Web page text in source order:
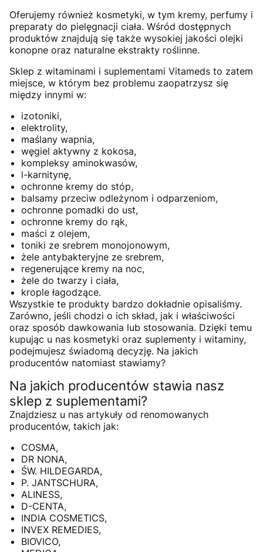
Oferujemy również kosmetyki, w tym kremy, perfumy i
preparaty do pielęgnacji ciała. Wśród dostępnych
produktów znajdują się także wysokiej jakości olejki
konopne oraz naturalne ekstrakty roślinne.
Sklep z witaminami i suplementami Vitameds to zatem
miejsce, w którym bez problemu zaopatrzysz się
między innymi w:
izotoniki,
elektrolity,
maślany wapnia,
węgiel aktywny z kokosa,
kompleksy aminokwasów,
l-karnitynę,
ochronne kremy do stóp,
balsamy przeciw odleżynom i odparzeniom,
ochronne pomadki do ust,
ochronne kremy do rąk,
maści z olejem,
toniki ze srebrem monojonowym,
żele antybakteryjne ze srebrem,
regenerujące kremy na noc,
żele do twarzy i ciała,
krople łagodzące.
Wszystkie te produkty bardzo dokładnie opisaliśmy.
Zarówno, jeśli chodzi o ich skład, jak i właściwości
oraz sposób dawkowania lub stosowania. Dzięki temu
kupując u nas kosmetyki oraz suplementy i witaminy,
podejmujesz świadomą decyzję. Na jakich
producentów natomiast stawiamy?
Na jakich producentów stawia nasz
sklep z suplementami?
Znajdziesz u nas artykuły od renomowanych
producentów, takich jak:
COSMA,
DR NONA,
ŚW. HILDEGARDA,
P. JANTSCHURA,
ALINESS,
D-CENTA,
INDIA COSMETICS,
INVEX REMEDIES,
BIOVICO,